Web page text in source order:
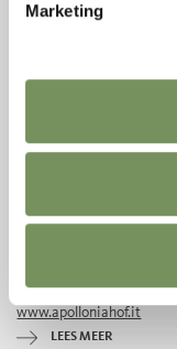
Marketing
apolloniahof@gmail.com
www.apolloniahof.it
LEES MEER